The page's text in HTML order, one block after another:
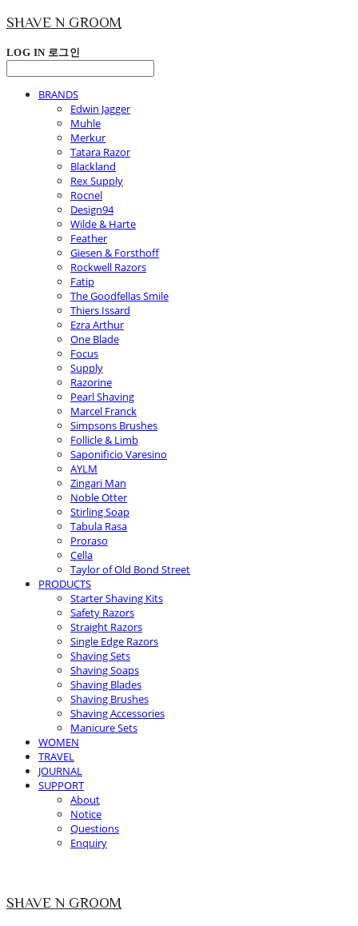
SHAVE N GROOM
LOG IN 로그인
BRANDS
Edwin Jagger
Muhle
Merkur
Tatara Razor
Blackland
Rex Supply
Rocnel
Design94
Wilde & Harte
Feather
Giesen & Forsthoff
Rockwell Razors
Fatip
The Goodfellas Smile
Thiers Issard
Ezra Arthur
One Blade
Focus
Supply
Razorine
Pearl Shaving
Marcel Franck
Simpsons Brushes
Follicle & Limb
Saponificio Varesino
AYLM
Zingari Man
Noble Otter
Stirling Soap
Tabula Rasa
Proraso
Cella
Taylor of Old Bond Street
PRODUCTS
Starter Shaving Kits
Safety Razors
Straight Razors
Single Edge Razors
Shaving Sets
Shaving Soaps
Shaving Blades
Shaving Brushes
Shaving Accessories
Manicure Sets
WOMEN
TRAVEL
JOURNAL
SUPPORT
About
Notice
Questions
Enquiry
SHAVE N GROOM